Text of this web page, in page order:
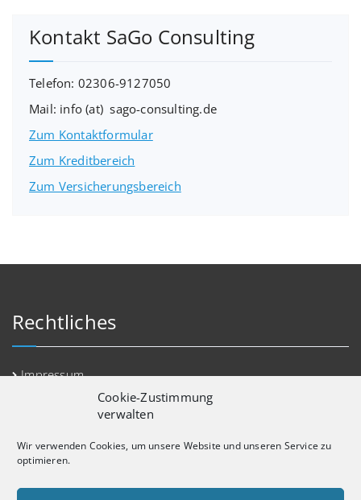
Cookie-Zustimmung
verwalten
Wir verwenden Cookies, um unsere Website und unseren Service zu
optimieren.
Kontakt SaGo Consulting
Telefon: 02306-9127050
Mail: info (at) sago-consulting.de
Zum Kontaktformular
Zum Kreditbereich
Zum Versicherungsbereich
Rechtliches
Impressum
Kontakt